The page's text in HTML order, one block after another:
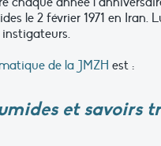
le 2 février 1971 en
de la JMZH est :
et savoirs